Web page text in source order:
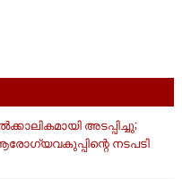
അടപ്പിച്ചു;
നടപടി